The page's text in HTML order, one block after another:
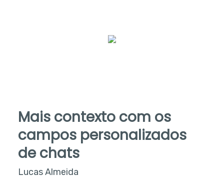
Mais contexto com os
campos personalizados
de chats
Lucas Almeida